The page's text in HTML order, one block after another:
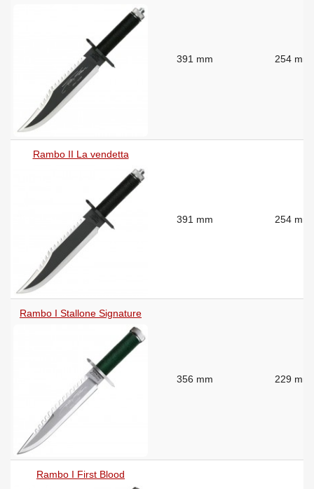
391 mm 254 mm
Rambo II La vendetta
391 mm 254 mm
Rambo I Stallone Signature
356 mm 229 mm
Rambo I First Blood